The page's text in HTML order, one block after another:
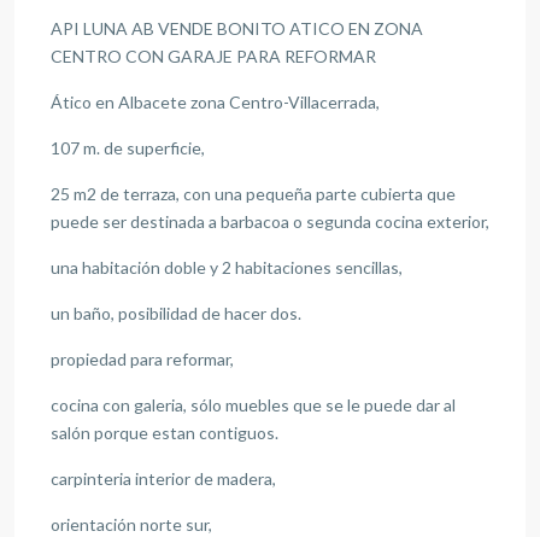
API LUNA AB VENDE BONITO ATICO EN ZONA
CENTRO CON GARAJE PARA REFORMAR
Ático en Albacete zona Centro-Villacerrada,
107 m. de superficie,
25 m2 de terraza, con una pequeña parte cubierta que
puede ser destinada a barbacoa o segunda cocina exterior,
una habitación doble y 2 habitaciones sencillas,
un baño, posibilidad de hacer dos.
propiedad para reformar,
cocina con galeria, sólo muebles que se le puede dar al
salón porque estan contiguos.
carpinteria interior de madera,
orientación norte sur,